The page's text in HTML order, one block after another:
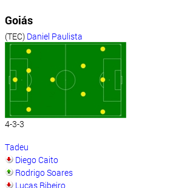
Goiás
(TEC) Daniel Paulista
4-3-3
Tadeu
Diego Caito
Rodrigo Soares
Lucas Ribeiro